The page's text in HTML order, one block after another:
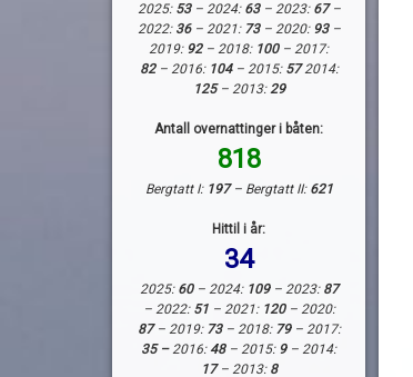
2025: 53– 2024:63– 2023: 67–
2022: 36– 2021: 73– 2020: 93–
2019: 92– 2018: 100 – 2017:
82– 2016: 104– 2015: 572014:
125– 2013:29
Antall overnattinger i båten:
818
Bergtatt I: 197– Bergtatt II: 621
Hittil i år:
34
2025: 60– 2024: 109– 2023: 87
– 2022: 51– 2021: 120– 2020:
87– 2019: 73– 2018: 79– 2017:
35 –2016:48– 2015: 9 – 2014:
17– 2013: 8